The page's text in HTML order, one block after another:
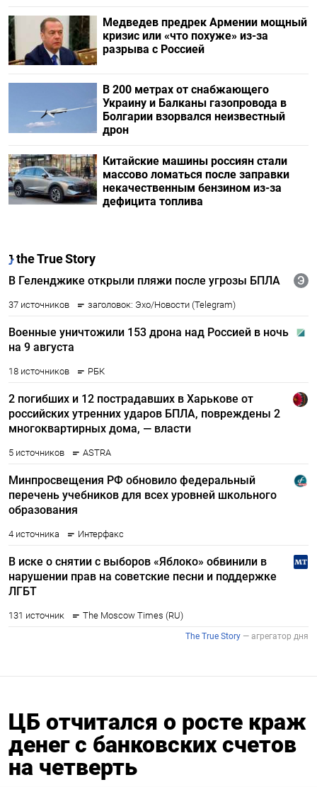
Медведев предрек Армении мощный
кризис или «что похуже» из-за
разрыва с Россией
В 200 метрах от снабжающего
Украину и Балканы газопровода в
Болгарии взорвался неизвестный
дрон
Китайские машины россиян стали
массово ломаться после заправки
некачественным бензином из-за
дефицита топлива
ЦБ отчитался о росте краж
денег с банковских счетов
на четверть